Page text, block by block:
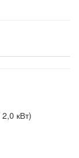
кВт)